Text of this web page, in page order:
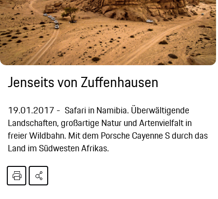
Jenseits von Zuffenhausen
19.01.2017
Safari in Namibia. Überwältigende
Landschaften, großartige Natur und Artenvielfalt in
freier Wildbahn. Mit dem Porsche Cayenne S durch das
Land im Südwesten Afrikas.